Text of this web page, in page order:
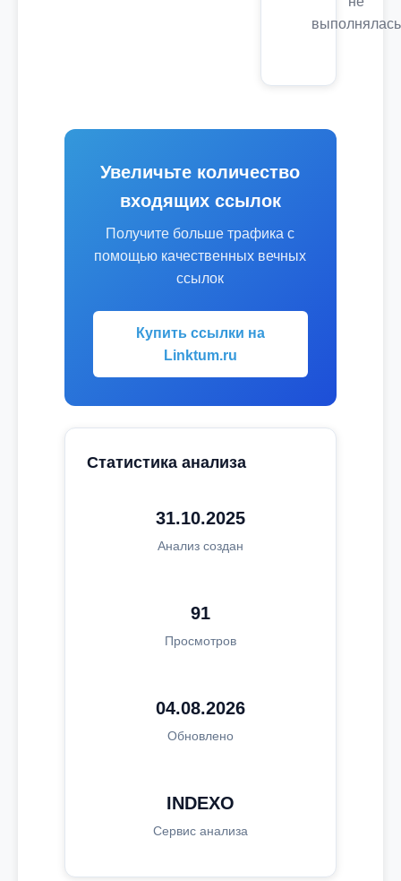
выполнялась
Увеличьте количество
входящих ссылок
Получите больше трафика с
помощью качественных вечных
ссылок
Купить ссылки на
Linktum.ru
Статистика анализа
31.10.2025
Анализ создан
91
Просмотров
04.08.2026
Обновлено
INDEXO
Сервис анализа